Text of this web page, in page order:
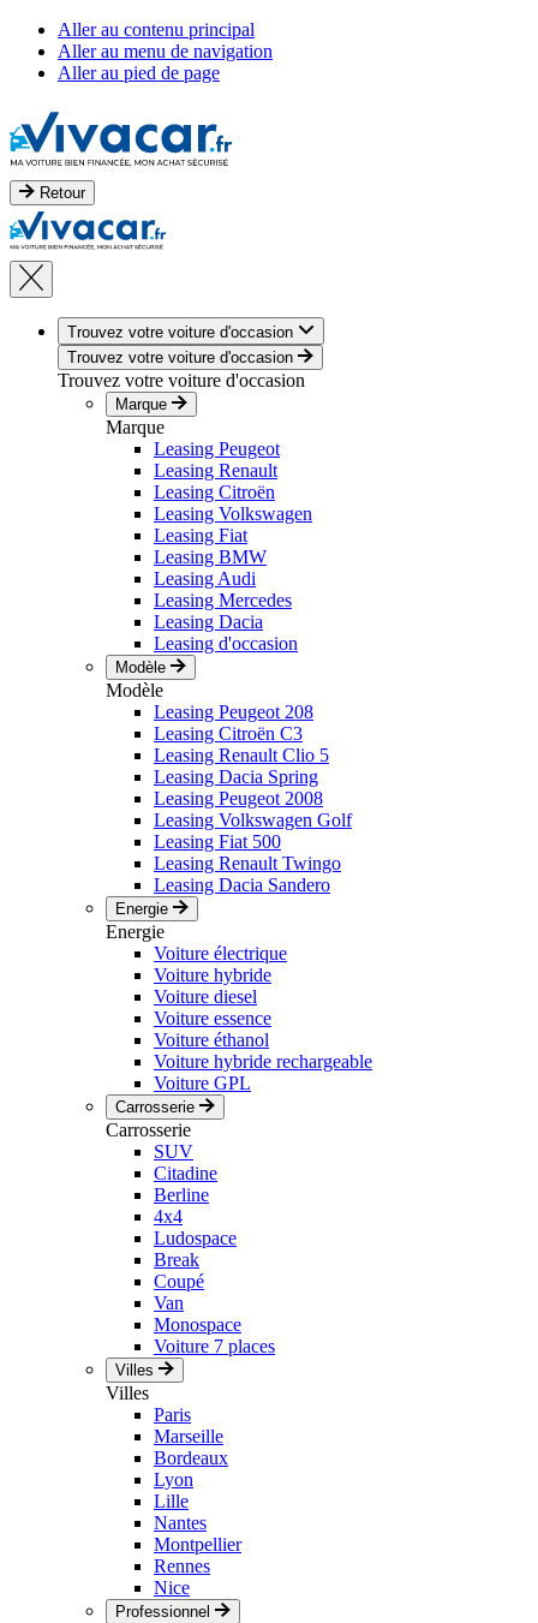
Aller au contenu principal
Aller au menu de navigation
Aller au pied de page
Retour
Trouvez votre voiture d'occasion
Trouvez votre voiture d'occasion
Trouvez votre voiture d'occasion
Marque
Marque
Leasing Peugeot
Leasing Renault
Leasing Citroën
Leasing Volkswagen
Leasing Fiat
Leasing BMW
Leasing Audi
Leasing Mercedes
Leasing Dacia
Leasing d'occasion
Modèle
Modèle
Leasing Peugeot 208
Leasing Citroën C3
Leasing Renault Clio 5
Leasing Dacia Spring
Leasing Peugeot 2008
Leasing Volkswagen Golf
Leasing Fiat 500
Leasing Renault Twingo
Leasing Dacia Sandero
Energie
Energie
Voiture électrique
Voiture hybride
Voiture diesel
Voiture essence
Voiture éthanol
Voiture hybride rechargeable
Voiture GPL
Carrosserie
Carrosserie
SUV
Citadine
Berline
4x4
Ludospace
Break
Coupé
Van
Monospace
Voiture 7 places
Villes
Villes
Paris
Marseille
Bordeaux
Lyon
Lille
Nantes
Montpellier
Rennes
Nice
Professionnel